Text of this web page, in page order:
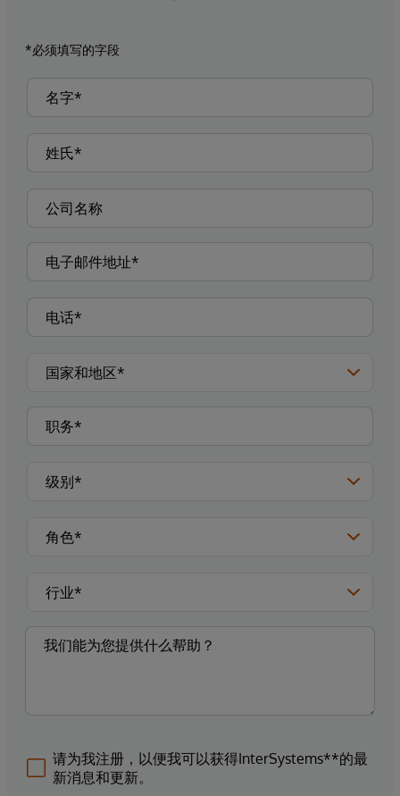
*必须填写的字段
请为我注册，以便我可以获得InterSystems**的最
新消息和更新。